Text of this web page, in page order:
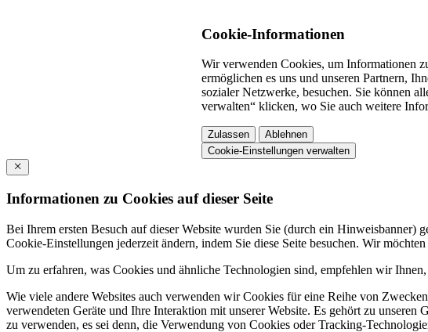
Cookie-Informationen
Wir verwenden Cookies, um Informationen
ermöglichen es uns und unseren Partnern,
sozialer Netzwerke, besuchen. Sie können
verwalten“ klicken, wo Sie auch weitere
Zulassen
Ablehnen
Cookie-Einstellungen verwalten
Informationen zu Cookies auf dieser Seite
Bei Ihrem ersten Besuch auf dieser Website wurden Sie (durch ein Hinweisbanner)
Cookie-Einstellungen jederzeit ändern, indem Sie diese Seite besuchen. Wir
Um zu erfahren, was Cookies und ähnliche Technologien sind, empfehlen wir
Wie viele andere Websites auch verwenden wir Cookies für eine Reihe von
verwendeten Geräte und Ihre Interaktion mit unserer Website. Es gehört zu
zu verwenden, es sei denn, die Verwendung von Cookies oder Tracking-